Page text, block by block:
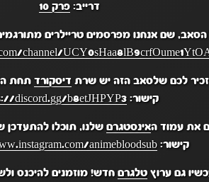
דרייב:פרק 10
שם אנחנו מפרסמים טריילרים
channel/
לכם שלסאב הזה יש שרת דיסקורד תחת
קישור: discord.gg/b8etJHPYP3
את עמוד האינסטגרם שלנו, תוכלו
קישור: animebloodsub/
גם ערוץטלגרםחדש! מוזמנים להיכנס